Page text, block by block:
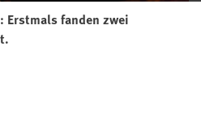
Erstmals fanden zwei